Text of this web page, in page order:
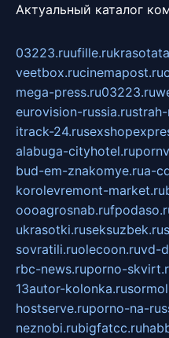
Актуальный каталог
03223.ruufille.ru
veetbox.rucinemapost.ru
mega-press.ru03223.ru
eurovision-russia.ru
itrack-24.ru
alabuga-cityhotel.ru
bud-em-znakomye.rua-
korolevremont-market.ru
oooagrosnab.ru
ukrasotki.ruseksuzbek.ru
sovratili.ruolecoon.ruvd-
rbc-news.ruporno-
13autor-kolonka.ru
hostserve.ruporno-na-
neznobi.rubigfatcc.ru